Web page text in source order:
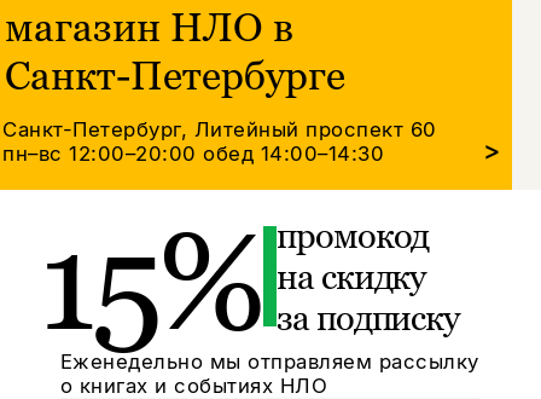
магазин НЛО в
Санкт-Петербурге
Санкт-Петербург, Литейный проспект 60
пн–вс 12:00–20:00обед 14:00–14:30 >
15% промокод
на скидку
за подписку
Еженедельно мы отправляем рассылку
о книгах и событиях НЛО